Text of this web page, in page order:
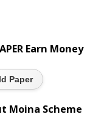
Earn Money
Paper
Moina Scheme